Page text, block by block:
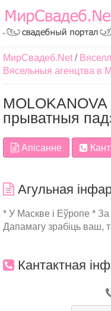
МирСвадеб.Net
Вясельныя агенцтва в
прыватныя
Апісанне
Агульная
* У Маскве і Еўропе *
Дапамагу зрабіць ваш,
Кантактная